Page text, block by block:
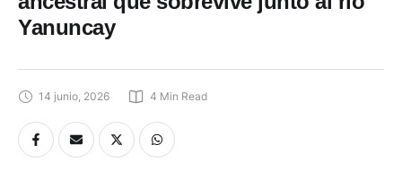
Yanuncay
14 junio, 2026 4 Min Read